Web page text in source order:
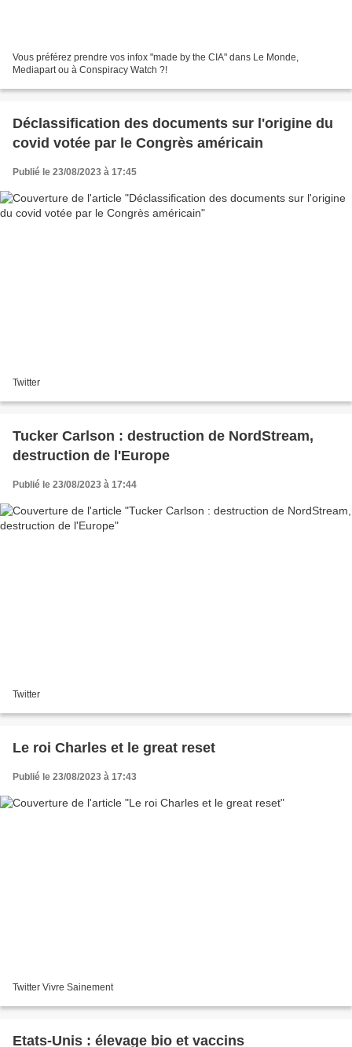
Vous préférez prendre vos infox "made by the CIA" dans Le Monde,
Mediapart ou à Conspiracy Watch ?!
Déclassification des documents sur l'origine du
covid votée par le Congrès américain
Publié le 23/08/2023 à 17:45
Twitter
Tucker Carlson : destruction de NordStream,
destruction de l'Europe
Publié le 23/08/2023 à 17:44
Twitter
Le roi Charles et le great reset
Publié le 23/08/2023 à 17:43
Twitter Vivre Sainement
Etats-Unis : élevage bio et vaccins